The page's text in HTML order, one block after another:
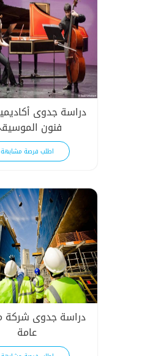
دراسة جدوى
فنون
اطلب فرصة مشابهة
دراسة جدوى شركة
عامة